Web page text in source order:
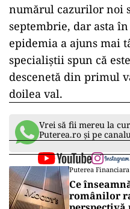
numărul cazurilor noi
septembrie, dar asta
epidemia a ajuns mai
specialiştii spun că
descenetă din primul
doilea val.
Vrei să fii mereu la
Puterea.ro și pe
Puterea Financiara
Ce
românilor